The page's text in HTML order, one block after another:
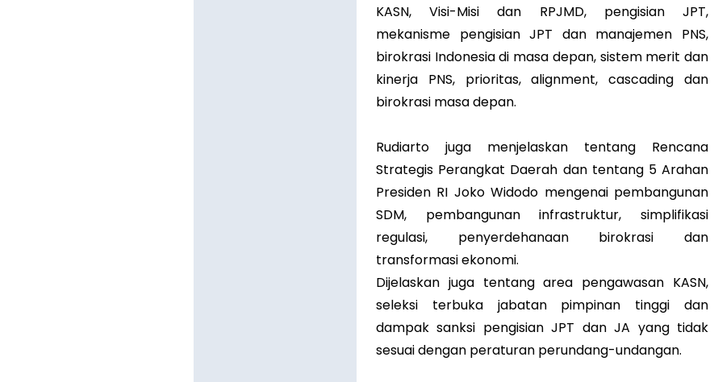
KASN, Visi-Misi dan RPJMD, pengisian JPT,
mekanisme pengisian JPT dan manajemen PNS,
birokrasi Indonesia di masa depan, sistem merit dan
kinerja PNS, prioritas, alignment, cascading dan
birokrasi masa depan.
Rudiarto juga menjelaskan tentang Rencana
Strategis Perangkat Daerah dan tentang 5 Arahan
Presiden RI Joko Widodo mengenai pembangunan
SDM, pembangunan infrastruktur, simplifikasi
regulasi, penyerdehanaan birokrasi dan
transformasi ekonomi.
Dijelaskan juga tentang area pengawasan KASN,
seleksi terbuka jabatan pimpinan tinggi dan
dampak sanksi pengisian JPT dan JA yang tidak
sesuai dengan peraturan perundang-undangan.